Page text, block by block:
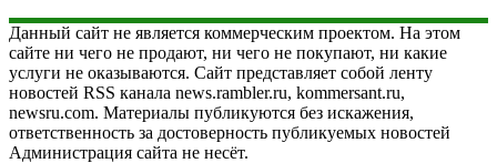
Данный сайт не является коммерческим проектом. На этом
сайте ни чего не продают, ни чего не покупают, ни какие
услуги не оказываются. Сайт представляет собой ленту
новостей RSS канала news.rambler.ru, kommersant.ru,
newsru.com. Материалы публикуются без искажения,
ответственность за достоверность публикуемых новостей
Администрация сайта не несёт.